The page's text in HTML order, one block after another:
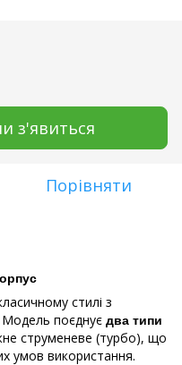
з'явиться
Порівняти
стилі з
поєднує два типи
струменеве (турбо), що
умов використання.